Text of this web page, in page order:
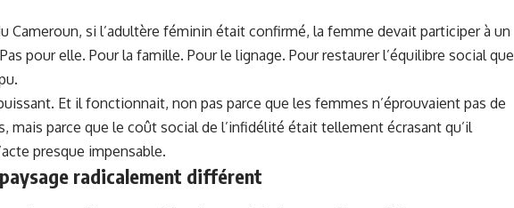
Cameroun, si l’adultère féminin était confirmé, la femme devait participer à un
pour elle. Pour la famille. Pour le lignage. Pour restaurer l’équilibre social que
Et il fonctionnait, non pas parce que les femmes n’éprouvaient pas de
mais parce que le coût social de l’infidélité était tellement écrasant qu’il
presque impensable.
radicalement différent